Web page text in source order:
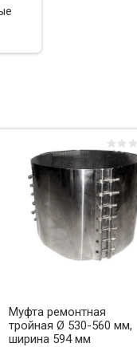
Муфта ремонтная
тройная Ø 530-560 мм,
ширина 594 мм